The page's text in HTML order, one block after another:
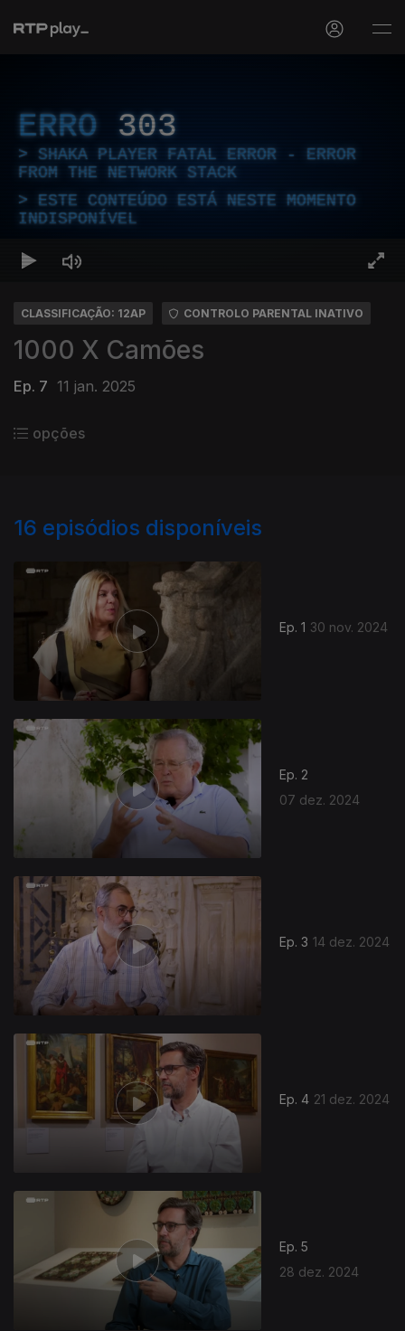
ERRO 303
SHAKA PLAYER FATAL ERROR - ERROR
FROM THE NETWORK STACK
ESTE CONTEÚDO ESTÁ NESTE MOMENTO
INDISPONÍVEL
CLASSIFICAÇÃO: 12AP CONTROLO PARENTAL INATIVO
1000 X Camões
Ep. 7 11 jan. 2025
opções
16 episódios disponíveis
Ep. 1 30 nov. 2024
Ep. 2
07 dez. 2024
Ep. 3 14 dez. 2024
Ep. 4 21 dez. 2024
Ep. 5
28 dez. 2024